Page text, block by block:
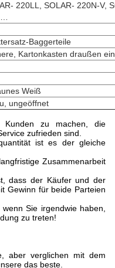
220LL, SOLAR- 220N-V,
Baggerteile
Kartonkasten draußen ein
Weiß
ungeöffnet
zu machen, die
zufrieden sind.
ist es der gleiche
Zusammenarbeit
dass der Käufer und der
Gewinn für beide Parteien
Sie irgendwie haben,
zu treten!
aber verglichen mit dem
das beste.